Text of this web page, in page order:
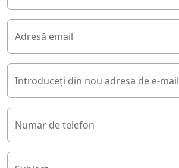
Adresă email
Introduceți din nou adresa de e-mail
Numar de telefon